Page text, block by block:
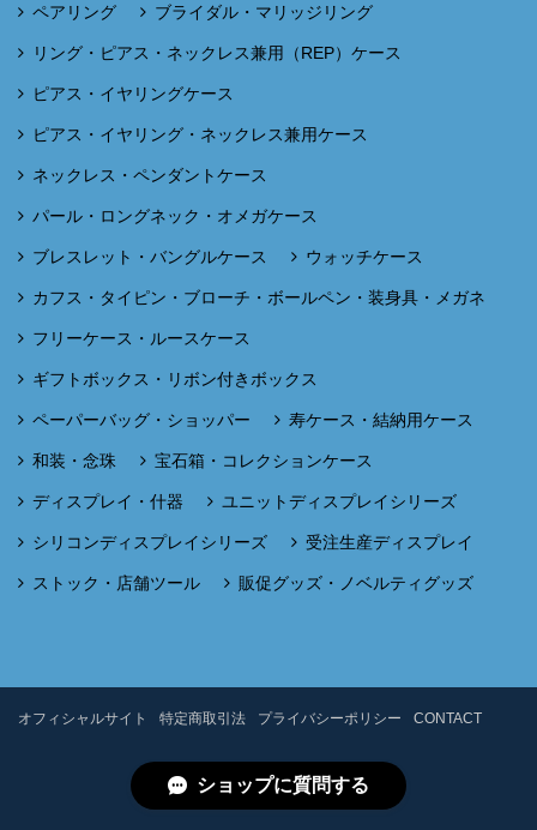
ペアリング ブライダル・マリッジリング
リング・ピアス・ネックレス兼用（REP）ケース
ピアス・イヤリングケース
ピアス・イヤリング・ネックレス兼用ケース
ネックレス・ペンダントケース
パール・ロングネック・オメガケース
ブレスレット・バングルケース ウォッチケース
カフス・タイピン・ブローチ・ボールペン・装身具・メガネ
フリーケース・ルースケース
ギフトボックス・リボン付きボックス
ペーパーバッグ・ショッパー 寿ケース・結納用ケース
和装・念珠 宝石箱・コレクションケース
ディスプレイ・什器 ユニットディスプレイシリーズ
シリコンディスプレイシリーズ 受注生産ディスプレイ
ストック・店舗ツール 販促グッズ・ノベルティグッズ
オフィシャルサイト 特定商取引法 プライバシーポリシー CONTACT
ショップに質問する